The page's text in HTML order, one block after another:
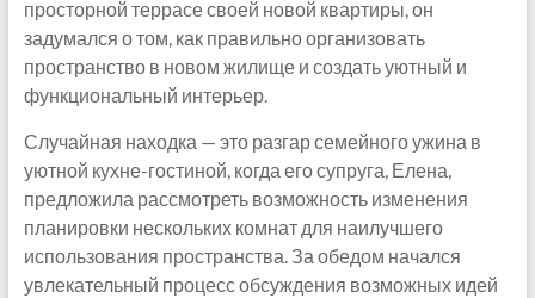
просторной террасе своей новой квартиры, он
задумался о том, как правильно организовать
пространство в новом жилище и создать уютный и
функциональный интерьер.
Случайная находка — это разгар семейного ужина в
уютной кухне-гостиной, когда его супруга, Елена,
предложила рассмотреть возможность изменения
планировки нескольких комнат для наилучшего
использования пространства. За обедом начался
увлекательный процесс обсуждения возможных идей